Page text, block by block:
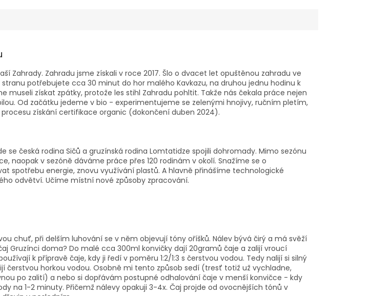
Zahrady. Zahradu jsme získali v roce 2017. Šlo o dvacet let opuštěnou zahradu ve
potřebujete cca 30 minut do hor malého Kavkazu, na druhou jednu hodinu k
museli získat zpátky, protože les stihl Zahradu pohltit. Takže nás čekala práce nejen
Od začátku jedeme v bio - experimentujeme se zelenými hnojivy, ručním pletím,
získání certifikace organic (dokončení duben 2024).
se česká rodina Sičů a gruzínská rodina Lomtatidze spojili dohromady. Mimo sezónu
naopak v sezóně dáváme práce přes 120 rodinám v okolí. Snažíme se o
spotřebu energie, znovu využívání plastů. A hlavně přinášíme technologické
odvětví. Učíme místní nové způsoby zpracování.
chuť, při delším luhování se v něm objevují tóny oříšků. Nálev bývá čirý a má svěží
Gruzínci doma? Do malé cca 300ml konvičky dají 20gramů čaje a zalijí vroucí
k přípravě čaje, kdy ji ředí v poměru 1:2/1:3 s čerstvou vodou. Tedy nalijí si silný
čerstvou horkou vodou. Osobně mi tento způsob sedí (tresť totiž už vychladne,
po zalití) a nebo si dopřávám postupné odhalování čaje v menší konvičce - kdy
na 1-2 minuty. Přičemž nálevy opakuji 3-4x. Čaj projde od ovocnějších tónů v